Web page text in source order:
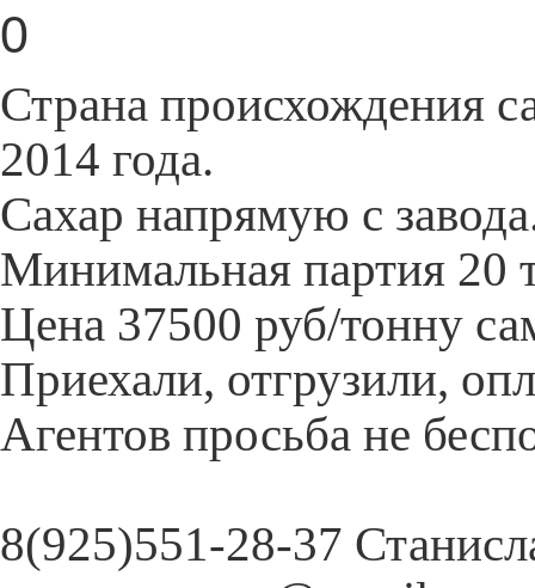
0
Страна происхождения
2014 года.
Сахар напрямую с
Минимальная партия 20
Цена 37500 руб/тонну
Приехали, отгрузили,
Агентов просьба не
8(925)551-28-37